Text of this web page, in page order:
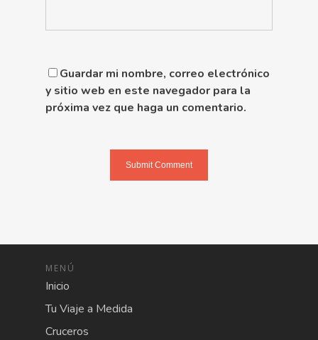
Guardar mi nombre, correo electrónico
y sitio web en este navegador para la
próxima vez que haga un comentario.
MENÚ
Inicio
Tu Viaje a Medida
Cruceros